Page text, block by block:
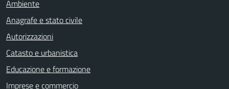
Ambiente
Anagrafe e stato civile
Autorizzazioni
Catasto e urbanistica
Educazione e formazione
Imprese e commercio